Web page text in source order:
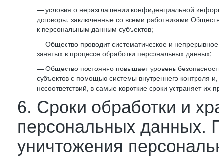
— условия о неразглашении конфиденциальной
договоры, заключенные со всеми работниками
к персональным данным субъектов;
— Общество проводит систематическое и непрерывное
занятых в процессе обработки персональных данных;
— Общество постоянно повышает уровень
субъектов с помощью системы внутреннего контроля
несоответствий, в самые короткие сроки устраняет их
6. Сроки обработки и
персональных данных.
уничтожения